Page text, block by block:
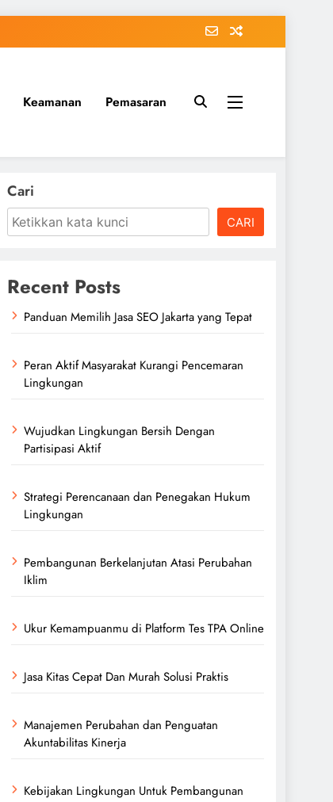
Keamanan Pemasaran
Cari
CARI
Recent Posts
Panduan Memilih Jasa SEO Jakarta yang Tepat
Peran Aktif Masyarakat Kurangi Pencemaran
Lingkungan
Wujudkan Lingkungan Bersih Dengan
Partisipasi Aktif
Strategi Perencanaan dan Penegakan Hukum
Lingkungan
Pembangunan Berkelanjutan Atasi Perubahan
Iklim
Ukur Kemampuanmu di Platform Tes TPA Online
Jasa Kitas Cepat Dan Murah Solusi Praktis
Manajemen Perubahan dan Penguatan
Akuntabilitas Kinerja
Kebijakan Lingkungan Untuk Pembangunan